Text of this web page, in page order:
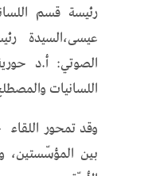
رئيسة قسم
عيسى،السيدة
الصوتي: أ.د
اللسانيات
وقد تمحور
بين المؤسّستين،